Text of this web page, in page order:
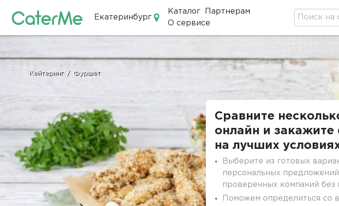
Екатеринбург
Каталог
Партнерам
О сервисе
Строка
Кейтеринг / Фуршет
Сравните
онлайн и
на лучших
Выберите из готовых
персональных
проверенных компаний без
Поможем определиться со